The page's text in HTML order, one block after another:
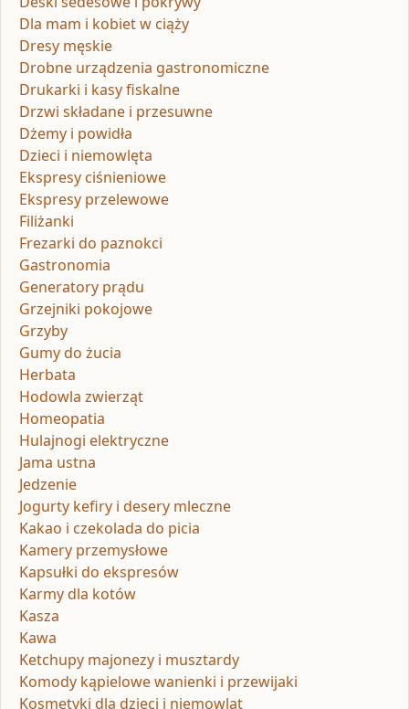
Dla mam i kobiet w ciąży
Dresy męskie
Drobne urządzenia gastronomiczne
Drukarki i kasy fiskalne
Drzwi składane i przesuwne
Dżemy i powidła
Dzieci i niemowlęta
Ekspresy ciśnieniowe
Ekspresy przelewowe
Filiżanki
Frezarki do paznokci
Gastronomia
Generatory prądu
Grzejniki pokojowe
Grzyby
Gumy do żucia
Herbata
Hodowla zwierząt
Homeopatia
Hulajnogi elektryczne
Jama ustna
Jedzenie
Jogurty kefiry i desery mleczne
Kakao i czekolada do picia
Kamery przemysłowe
Kapsułki do ekspresów
Karmy dla kotów
Kasza
Kawa
Ketchupy majonezy i musztardy
Komody kąpielowe wanienki i przewijaki
Kosmetyki dla dzieci i niemowląt